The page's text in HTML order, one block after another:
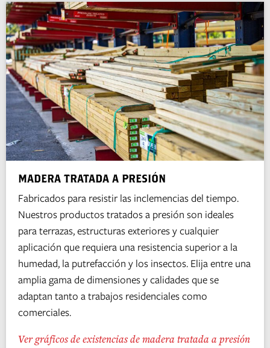
MADERA TRATADA A PRESIÓN
Fabricados para resistir las inclemencias del tiempo.
Nuestros productos tratados a presión son ideales
para terrazas, estructuras exteriores y cualquier
aplicación que requiera una resistencia superior a la
humedad, la putrefacción y los insectos. Elija entre una
amplia gama de dimensiones y calidades que se
adaptan tanto a trabajos residenciales como
comerciales.
Ver gráficos de existencias de madera tratada a presión